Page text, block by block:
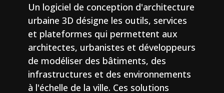
Un logiciel de conception d'architecture
urbaine 3D désigne les outils, services
et plateformes qui permettent aux
architectes, urbanistes et développeurs
de modéliser des bâtiments, des
infrastructures et des environnements
à l'échelle de la ville. Ces solutions